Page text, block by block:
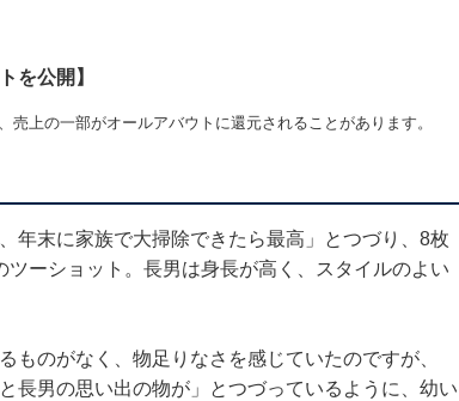
を公開】
上の一部がオールアバウトに還元されることがあります。
年末に家族で大掃除できたら最高」とつづり、8枚
ーショット。長男は身長が高く、スタイルのよい
ものがなく、物足りなさを感じていたのですが、
男の思い出の物が」とつづっているように、幼い